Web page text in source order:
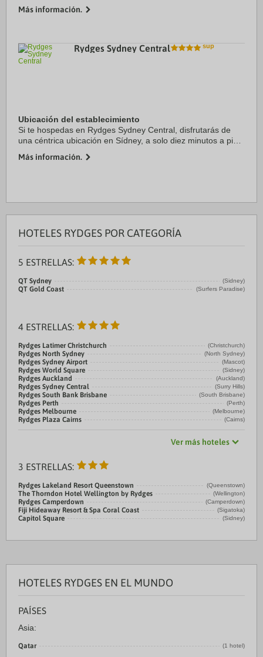
de lujo se encuentra a 0,6 km de ...
Más información.
Rydges Sydney Central
Ubicación del establecimiento
Si te hospedas en Rydges Sydney Central, disfrutarás de
una céntrica ubicación en Sídney, a solo diez minutos a pie
este hotel de lujo se ...
Más información.
HOTELES RYDGES POR CATEGORÍA
5 ESTRELLAS:
QT Sydney (Sidney)
QT Gold Coast (Surfers Paradise)
4 ESTRELLAS:
Rydges Latimer Christchurch (Christchurch)
Rydges North Sydney (North Sydney)
Rydges Sydney Airport (Mascot)
Rydges World Square (Sidney)
Rydges Auckland (Auckland)
Rydges Sydney Central (Surry Hills)
Rydges South Bank Brisbane (South Brisbane)
Rydges Perth (Perth)
Rydges Melbourne (Melbourne)
Rydges Plaza Cairns (Cairns)
Ver más hoteles
3 ESTRELLAS:
Rydges Lakeland Resort Queenstown (Queenstown)
The Thorndon Hotel Wellington by Rydges (Wellington)
Rydges Camperdown (Camperdown)
Fiji Hideaway Resort & Spa Coral Coast (Sigatoka)
Capitol Square (Sidney)
HOTELES RYDGES EN EL MUNDO
PAÍSES
Asia:
Qatar (1 hotel)